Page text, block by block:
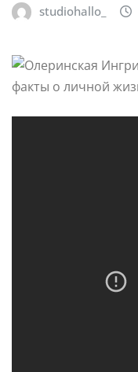
studiohallo_